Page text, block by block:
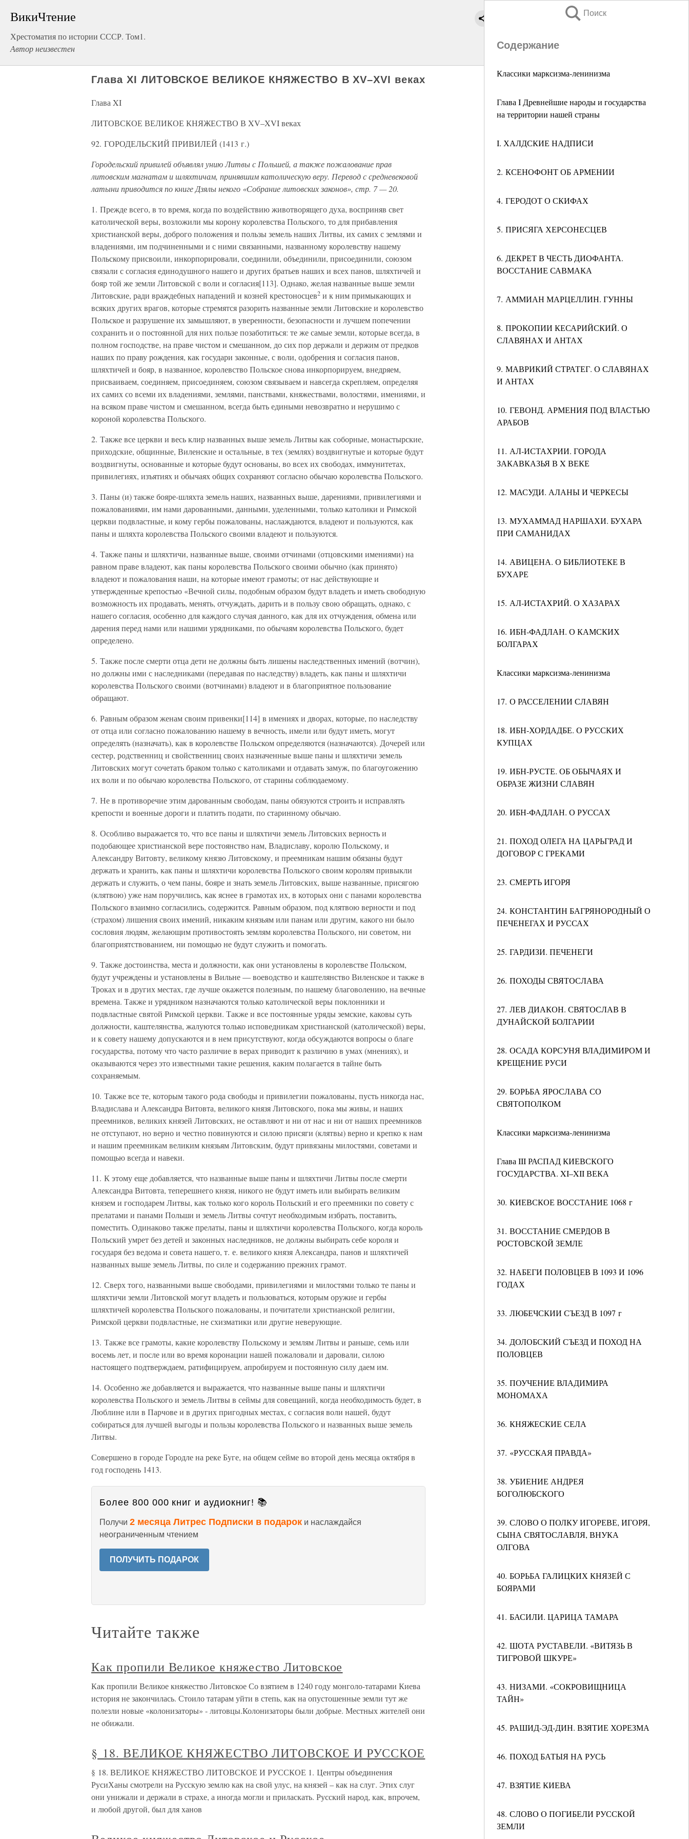
ВикиЧтение
Хрестоматия по истории СССР. Том1.
Автор неизвестен
Поиск
Содержание
Классики марксизма-ленинизма
Глава I Древнейшие народы и государства
на территории нашей страны
I. ХАЛДСКИЕ НАДПИСИ
2. КСЕНОФОНТ ОБ АРМЕНИИ
4. ГЕРОДОТ О СКИФАХ
5. ПРИСЯГА ХЕРСОНЕСЦЕВ
6. ДЕКРЕТ В ЧЕСТЬ ДИОФАНТА.
ВОССТАНИЕ САВМАКА
7. АММИАН МАРЦЕЛЛИН. ГУННЫ
8. ПРОКОПИИ КЕСАРИЙСКИЙ. О
СЛАВЯНАХ И АНТАХ
9. МАВРИКИЙ СТРАТЕГ. О СЛАВЯНАХ
И АНТАХ
10. ГЕВОНД. АРМЕНИЯ ПОД ВЛАСТЬЮ
АРАБОВ
11. АЛ-ИСТАХРИИ. ГОРОДА
ЗАКАВКАЗЬЯ В X ВЕКЕ
12. МАСУДИ. АЛАНЫ И ЧЕРКЕСЫ
13. МУХАММАД НАРШАХИ. БУХАРА
ПРИ САМАНИДАХ
14. АВИЦЕНА. О БИБЛИОТЕКЕ В
БУХАРЕ
15. АЛ-ИСТАХРИЙ. О ХАЗАРАХ
16. ИБН-ФАДЛАН. О КАМСКИХ
БОЛГАРАХ
Классики марксизма-ленинизма
17. О РАССЕЛЕНИИ СЛАВЯН
18. ИБН-ХОРДАДБЕ. О РУССКИХ
КУПЦАХ
19. ИБН-РУСТЕ. ОБ ОБЫЧАЯХ И
ОБРАЗЕ ЖИЗНИ СЛАВЯН
20. ИБН-ФАДЛАН. О РУССАХ
21. ПОХОД ОЛЕГА НА ЦАРЬГРАД И
ДОГОВОР С ГРЕКАМИ
23. СМЕРТЬ ИГОРЯ
24. КОНСТАНТИН БАГРЯНОРОДНЫЙ О
ПЕЧЕНЕГАХ И РУССАХ
25. ГАРДИЗИ. ПЕЧЕНЕГИ
26. ПОХОДЫ СВЯТОСЛАВА
27. ЛЕВ ДИАКОН. СВЯТОСЛАВ В
ДУНАЙСКОЙ БОЛГАРИИ
28. ОСАДА КОРСУНЯ ВЛАДИМИРОМ И
КРЕЩЕНИЕ РУСИ
29. БОРЬБА ЯРОСЛАВА СО
СВЯТОПОЛКОМ
Классики марксизма-ленинизма
Глава III РАСПАД КИЕВСКОГО
ГОСУДАРСТВА. XI–XII ВЕКА
30. КИЕВСКОЕ ВОССТАНИЕ 1068 г
31. ВОССТАНИЕ СМЕРДОВ В
РОСТОВСКОЙ ЗЕМЛЕ
32. НАБЕГИ ПОЛОВЦЕВ В 1093 И 1096
ГОДАХ
33. ЛЮБЕЧСКИИ СЪЕЗД В 1097 г
34. ДОЛОБСКИЙ СЪЕЗД И ПОХОД НА
ПОЛОВЦЕВ
35. ПОУЧЕНИЕ ВЛАДИМИРА
МОНОМАХА
36. КНЯЖЕСКИЕ СЕЛА
37. «РУССКАЯ ПРАВДА»
38. УБИЕНИЕ АНДРЕЯ
БОГОЛЮБСКОГО
39. СЛОВО О ПОЛКУ ИГОРЕВЕ, ИГОРЯ,
СЫНА СВЯТОСЛАВЛЯ, ВНУКА
ОЛГОВА
40. БОРЬБА ГАЛИЦКИХ КНЯЗЕЙ С
БОЯРАМИ
41. БАСИЛИ. ЦАРИЦА ТАМАРА
42. ШОТА РУСТАВЕЛИ. «ВИТЯЗЬ В
ТИГРОВОЙ ШКУРЕ»
43. НИЗАМИ. «СОКРОВИЩНИЦА
ТАЙН»
45. РАШИД-ЭД-ДИН. ВЗЯТИЕ ХОРЕЗМА
46. ПОХОД БАТЫЯ НА РУСЬ
47. ВЗЯТИЕ КИЕВА
48. СЛОВО О ПОГИБЕЛИ РУССКОЙ
ЗЕМЛИ
Глава XI ЛИТОВСКОЕ ВЕЛИКОЕ КНЯЖЕСТВО В XV–XVI веках
Глава XI
ЛИТОВСКОЕ ВЕЛИКОЕ КНЯЖЕСТВО В XV–XVI веках
92. ГОРОДЕЛЬСКИЙ ПРИВИЛЕЙ (1413 г.)
Городельский привилей объявлял унию Литвы с Польшей, а также пожалование прав
литовским магнатам и шляхтичам, принявшим католическую веру. Перевод с средневековой
латыни приводится по книге Дзялы некого «Собрание литовских законов», стр. 7 — 20.
1. Прежде всего, в то время, когда по воздействию животворящего духа, восприняв свет
католической веры, возложили мы корону королевства Польского, то для прибавления
христианской веры, доброго положения и пользы земель наших Литвы, их самих с землями и
владениями, им подчиненными и с ними связанными, названному королевству нашему
Польскому присвоили, инкорпорировали, соединили, объединили, присоединили, союзом
связали с согласия единодушного нашего и других братьев наших и всех панов, шляхтичей и
бояр той же земли Литовской с воли и согласия[113]. Однако, желая названные выше земли
Литовские, ради враждебных нападений и козней крестоносцев2 и к ним примыкающих и
всяких других врагов, которые стремятся разорить названные земли Литовские и королевство
Польское и разрушение их замышляют, в уверенности, безопасности и лучшем попечении
сохранить и о постоянной для них пользе позаботиться: те же самые земли, которые всегда, в
полном господстве, на праве чистом и смешанном, до сих пор держали и держим от предков
наших по праву рождения, как государи законные, с воли, одобрения и согласия панов,
шляхтичей и бояр, в названное, королевство Польское снова инкорпорируем, внедряем,
присваиваем, соединяем, присоединяем, союзом связываем и навсегда скрепляем, определяя
их самих со всеми их владениями, землями, панствами, княжествами, волостями, имениями, и
на всяком праве чистом и смешанном, всегда быть едиными невозвратно и нерушимо с
короной королевства Польского.
2. Также все церкви и весь клир названных выше земель Литвы как соборные, монастырские,
приходские, общинные, Виленские и остальные, в тех (землях) воздвигнутые и которые будут
воздвигнуты, основанные и которые будут основаны, во всех их свободах, иммунитетах,
привилегиях, изъятиях и обычаях общих сохраняют согласно обычаю королевства Польского.
3. Паны (и) также бояре-шляхта земель наших, названных выше, дарениями, привилегиями и
пожалованиями, им нами дарованными, данными, уделенными, только католики и Римской
церкви подвластные, и кому гербы пожалованы, наслаждаются, владеют и пользуются, как
паны и шляхта королевства Польского своими владеют и пользуются.
4. Также паны и шляхтичи, названные выше, своими отчинами (отцовскими имениями) на
равном праве владеют, как паны королевства Польского своими обычно (как принято)
владеют и пожалования наши, на которые имеют грамоты; от нас действующие и
утвержденные крепостью «Вечной силы, подобным образом будут владеть и иметь свободную
возможность их продавать, менять, отчуждать, дарить и в пользу свою обращать, однако, с
нашего согласия, особенно для каждого случая данного, как для их отчуждения, обмена или
дарения перед нами или нашими урядниками, по обычаям королевства Польского, будет
определено.
5. Также после смерти отца дети не должны быть лишены наследственных имений (вотчин),
но должны ими с наследниками (передавая по наследству) владеть, как паны и шляхтичи
королевства Польского своими (вотчинами) владеют и в благоприятное пользование
обращают.
6. Равным образом женам своим привенки[114] в имениях и дворах, которые, по наследству
от отца или согласно пожалованию нашему в вечность, имели или будут иметь, могут
определять (назначать), как в королевстве Польском определяются (назначаются). Дочерей или
сестер, родственниц и свойственниц своих назначенные выше паны и шляхтичи земель
Литовских могут сочетать браком только с католиками и отдавать замуж, по благоугожению
их воли и по обычаю королевства Польского, от старины соблюдаемому.
7. Не в противоречие этим дарованным свободам, паны обязуются строить и исправлять
крепости и военные дороги и платить подати, по старинному обычаю.
8. Особливо выражается то, что все паны и шляхтичи земель Литовских верность и
подобающее христианской вере постоянство нам, Владиславу, королю Польскому, и
Александру Витовту, великому князю Литовскому, и преемникам нашим обязаны будут
держать и хранить, как паны и шляхтичи королевства Польского своим королям привыкли
держать и служить, о чем паны, бояре и знать земель Литовских, выше названные, присягою
(клятвою) уже нам поручились, как яснее в грамотах их, в которых они с панами королевства
Польского взаимно согласились, содержится. Равным образом, под клятвою верности и под
(страхом) лишения своих имений, никаким князьям или панам или другим, какого ни было
сословия людям, желающим противостоять землям королевства Польского, ни советом, ни
благоприятствованием, ни помощью не будут служить и помогать.
9. Также достоинства, места и должности, как они установлены в королевстве Польском,
будут учреждены и установлены в Вильне — воеводство и каштелянство Виленское и также в
Троках и в других местах, где лучше окажется полезным, по нашему благоволению, на вечные
времена. Также и урядником назначаются только католической веры поклонники и
подвластные святой Римской церкви. Также и все постоянные уряды земские, каковы суть
должности, каштелянства, жалуются только исповедникам христианской (католической) веры,
и к совету нашему допускаются и в нем присутствуют, когда обсуждаются вопросы о благе
государства, потому что часто различие в верах приводит к различию в умах (мнениях), и
оказываются через это известными такие решения, каким полагается в тайне быть
сохраняемым.
10. Также все те, которым такого рода свободы и привилегии пожалованы, пусть никогда нас,
Владислава и Александра Витовта, великого князя Литовского, пока мы живы, и наших
преемников, великих князей Литовских, не оставляют и ни от нас и ни от наших преемников
не отступают, но верно и честно повинуются и силою присяги (клятвы) верно и крепко к нам
и нашим преемникам великим князьям Литовским, будут привязаны милостями, советами и
помощью всегда и навеки.
11. К этому еще добавляется, что названные выше паны и шляхтичи Литвы после смерти
Александра Витовта, теперешнего князя, никого не будут иметь или выбирать великим
князем и господарем Литвы, как только кого король Польский и его преемники по совету с
прелатами и панами Польши и земель Литвы сочтут необходимым избрать, поставить,
поместить. Одинаково также прелаты, паны и шляхтичи королевства Польского, когда король
Польский умрет без детей и законных наследников, не должны выбирать себе короля и
государя без ведома и совета нашего, т. е. великого князя Александра, панов и шляхтичей
названных выше земель Литвы, по силе и содержанию прежних грамот.
12. Сверх того, названными выше свободами, привилегиями и милостями только те паны и
шляхтичи земли Литовской могут владеть и пользоваться, которым оружие и гербы
шляхтичей королевства Польского пожалованы, и почитатели христианской религии,
Римской церкви подвластные, не схизматики или другие неверующие.
13. Также все грамоты, какие королевству Польскому и землям Литвы и раньше, семь или
восемь лет, и после или во время коронации нашей пожаловали и даровали, силою
настоящего подтверждаем, ратифицируем, апробируем и постоянную силу даем им.
14. Особенно же добавляется и выражается, что названные выше паны и шляхтичи
королевства Польского и земель Литвы в сеймы для совещаний, когда необходимость будет, в
Люблине или в Парчове и в других пригодных местах, с согласия воли нашей, будут
собираться для лучшей выгоды и пользы королевства Польского и названных выше земель
Литвы.
Совершено в городе Городле на реке Буге, на общем сейме во второй день месяца октября в
год господень 1413.
Более 800 000 книг и аудиокниг! 📚
Получи 2 месяца Литрес Подписки в подарок и наслаждайся
неограниченным чтением
ПОЛУЧИТЬ ПОДАРОК
Читайте также
Как пропили Великое княжество Литовское
Как пропили Великое княжество Литовское Со взятием в 1240 году монголо-татарами Киева
история не закончилась. Стоило татарам уйти в степь, как на опустошенные земли тут же
полезли новые «колонизаторы» - литовцы.Колонизаторы были добрые. Местных жителей они
не обижали.
§ 18. ВЕЛИКОЕ КНЯЖЕСТВО ЛИТОВСКОЕ И РУССКОЕ
§ 18. ВЕЛИКОЕ КНЯЖЕСТВО ЛИТОВСКОЕ И РУССКОЕ 1. Центры объединения
РусиХаны смотрели на Русскую землю как на свой улус, на князей – как на слуг. Этих слуг
они унижали и держали в страхе, а иногда могли и приласкать. Русский народ, как, впрочем,
и любой другой, был для ханов